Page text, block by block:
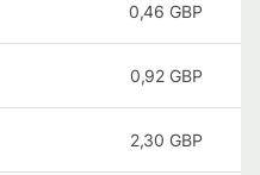
0,46 GBP
0,92 GBP
2,30 GBP